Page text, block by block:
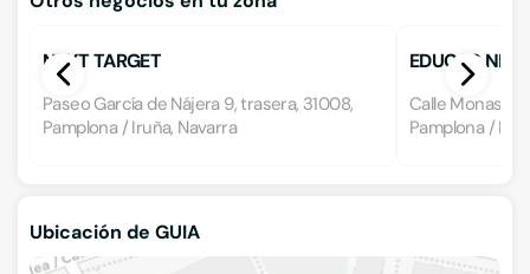
NEXT TARGET
Paseo García de Nájera 9, trasera, 31008,
Pamplona / Iruña, Navarra
EDUCAS.NET
Calle
Pamplona /
Ubicación de GUIA